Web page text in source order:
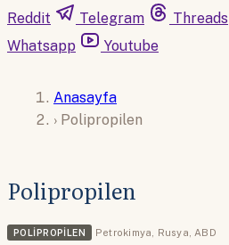
Reddit
Telegram Threads
Whatsapp
Youtube
Anasayfa
› Polipropilen
Polipropilen
POLIPROPILEN Petrokimya, Rusya,ABD